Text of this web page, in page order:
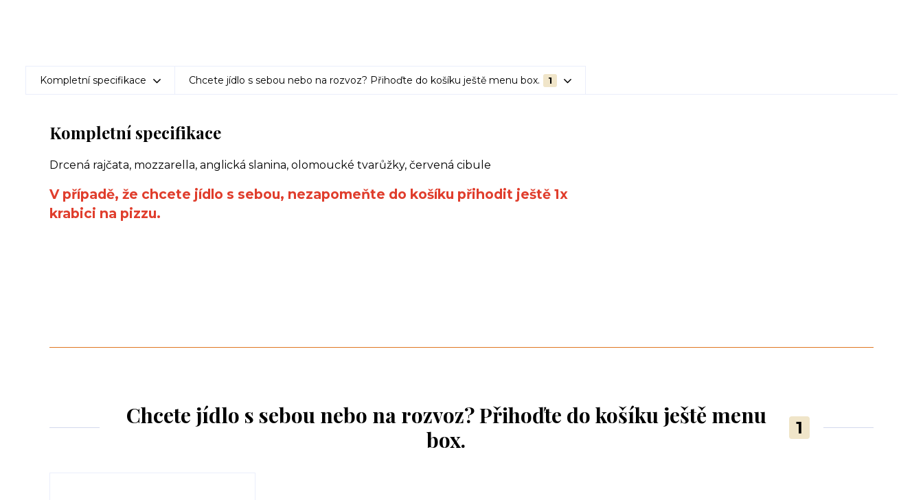
Kompletní specifikace Chcete jídlo s sebou nebo na rozvoz? Přihoďte do košíku ještě menu box. 1
Kompletní specifikace
Drcená rajčata, mozzarella, anglická slanina, olomoucké tvarůžky, červená cibule
V případě, že chcete jídlo s sebou, nezapomeňte do košíku přihodit ještě 1x
krabici na pizzu.
Chcete jídlo s sebou nebo na rozvoz? Přihoďte do košíku ještě menu
box.
1